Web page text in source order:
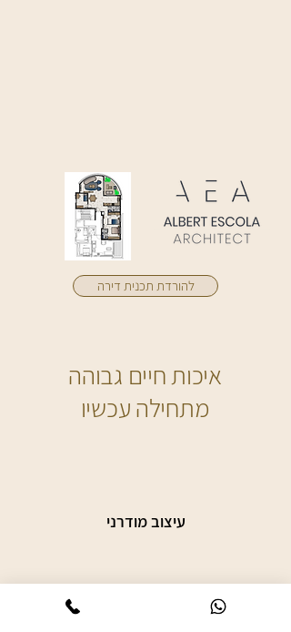
להורדת תכנית דירה
איכות חיים גבוהה
מתחילה עכשיו
עיצוב מודרני